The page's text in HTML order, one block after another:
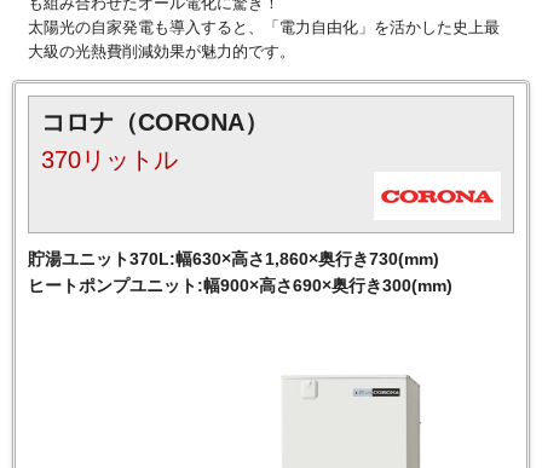
太陽光の自家発電も導入すると、「電力自由化」を活かした史上最
大級の光熱費削減効果が魅力的です。
コロナ（CORONA）
370リットル
貯湯ユニット370L:幅630×高さ1,860×奥行き730(mm)
ヒートポンプユニット:幅900×高さ690×奥行き300(mm)